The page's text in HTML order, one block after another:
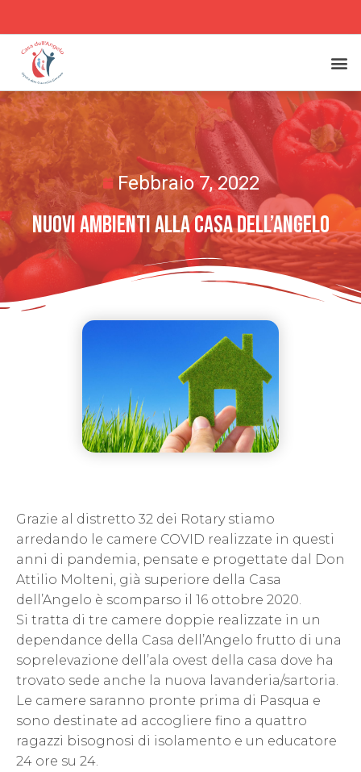
Febbraio 7, 2022
Nuovi Ambienti Alla Casa Dell’Angelo
Grazie al distretto 32 dei Rotary stiamo
arredando le camere COVID realizzate in questi
anni di pandemia, pensate e progettate dal Don
Attilio Molteni, già superiore della Casa
dell’Angelo è scomparso il 16 ottobre 2020.
Si tratta di tre camere doppie realizzate in un
dependance della Casa dell’Angelo frutto di una
soprelevazione dell’ala ovest della casa dove ha
trovato sede anche la nuova lavanderia/sartoria.
Le camere saranno pronte prima di Pasqua e
sono destinate ad accogliere fino a quattro
ragazzi bisognosi di isolamento e un educatore
24 ore su 24.